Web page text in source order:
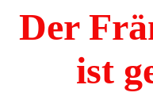
Der
ist